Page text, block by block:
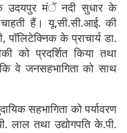
उदयपुर मंें नदी सुधार के
चाहती हैं। यू.सी.सी.आई. की
के प्राचार्य डा.
को प्रदर्शित किया तथा
वे जनसहभागिता को साथ
सहभागिता को पर्यावरण
लाल तथा उद्योगपति के.पी.